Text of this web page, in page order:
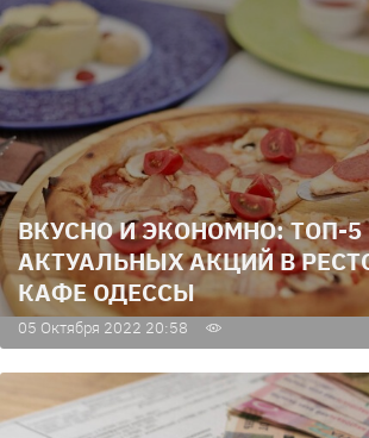
ВКУСНО И ЭКОНОМНО: ТОП-5
АКТУАЛЬНЫХ АКЦИЙ В
КАФЕ ОДЕССЫ
05 Октября 2022 20:58